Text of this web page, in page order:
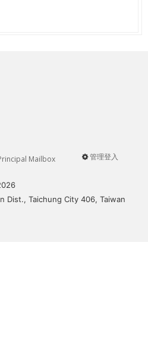
User
管理登入
Mailbox
Dist., Taichung City 406, Taiwan